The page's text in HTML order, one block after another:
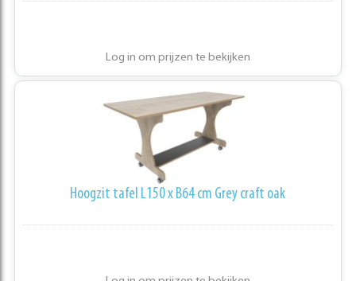
Log in om prijzen te bekijken
Hoogzit tafel L150 x B64 cm Grey craft oak